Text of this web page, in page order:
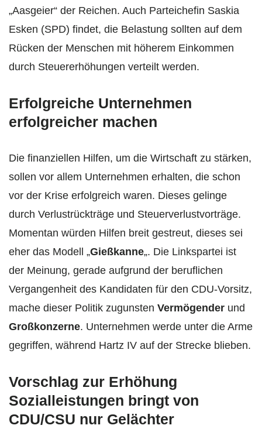
„Aasgeier“ der Reichen. Auch Parteichefin Saskia
Esken (SPD) findet, die Belastung sollten auf dem
Rücken der Menschen mit höherem Einkommen
durch Steuererhöhungen verteilt werden.
Erfolgreiche Unternehmen
erfolgreicher machen
Die finanziellen Hilfen, um die Wirtschaft zu stärken,
sollen vor allem Unternehmen erhalten, die schon
vor der Krise erfolgreich waren. Dieses gelinge
durch Verlustrückträge und Steuerverlustvorträge.
Momentan würden Hilfen breit gestreut, dieses sei
eher das Modell „Gießkanne„. Die Linkspartei ist
der Meinung, gerade aufgrund der beruflichen
Vergangenheit des Kandidaten für den CDU-Vorsitz,
mache dieser Politik zugunsten Vermögender und
Großkonzerne. Unternehmen werde unter die Arme
gegriffen, während Hartz IV auf der Strecke blieben.
Vorschlag zur Erhöhung
Sozialleistungen bringt von
CDU/CSU nur Gelächter